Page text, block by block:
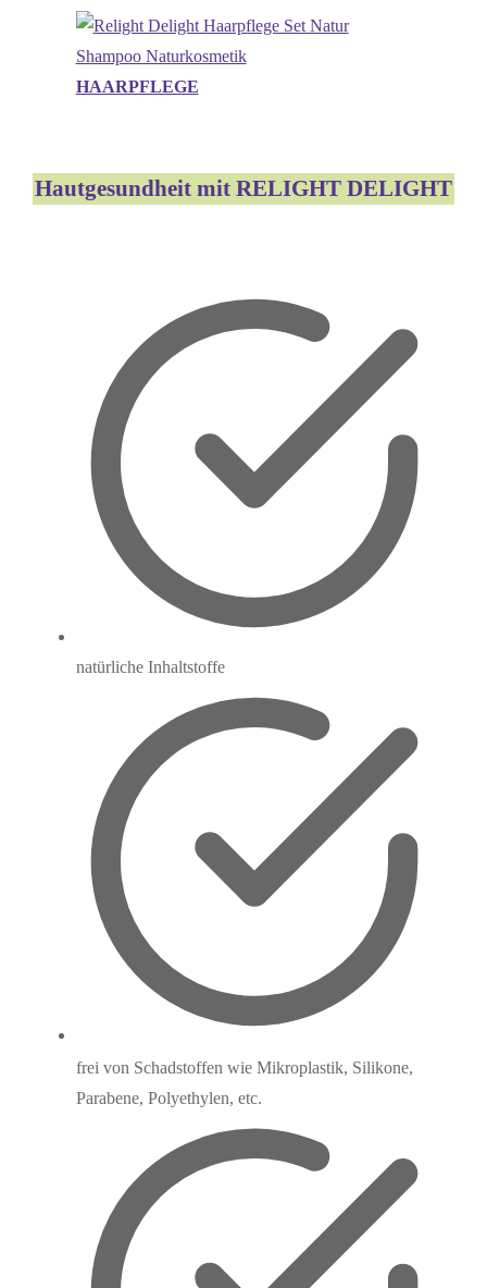
HAARPFLEGE
Hautgesundheit mit RELIGHT DELIGHT
natürliche Inhaltstoffe
frei von Schadstoffen wie Mikroplastik, Silikone,
Parabene, Polyethylen, etc.